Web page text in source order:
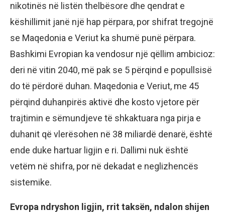
nikotinës në listën thelbësore dhe qendrat e
këshillimit janë një hap përpara, por shifrat tregojnë
se Maqedonia e Veriut ka shumë punë përpara.
Bashkimi Evropian ka vendosur një qëllim ambicioz:
deri në vitin 2040, më pak se 5 përqind e popullsisë
do të përdorë duhan. Maqedonia e Veriut, me 45
përqind duhanpirës aktivë dhe kosto vjetore për
trajtimin e sëmundjeve të shkaktuara nga pirja e
duhanit që vlerësohen në 38 miliardë denarë, është
ende duke hartuar ligjin e ri. Dallimi nuk është
vetëm në shifra, por në dekadat e neglizhencës
sistemike.
Evropa ndryshon ligjin, rrit taksën, ndalon shijen